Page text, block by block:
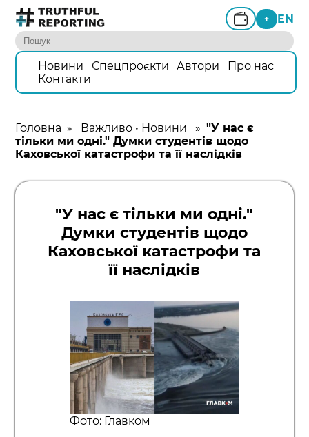
+ EN
Новини Спецпроєкти Автори
Про нас
Контакти
Головна » Важливо • Новини »"У нас є
тільки ми одні." Думки студентів щодо
Каховської катастрофи та її наслідків
"У нас є тільки ми одні."
Думки студентів щодо
Каховської катастрофи та
її наслідків
Фото: Главком